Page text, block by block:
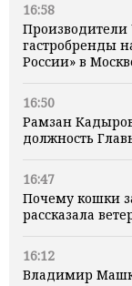
16:58
Производители
гастробренды
России» в
16:50
Рамзан
должность
16:47
Почему кошки
рассказала
16:12
Владимир